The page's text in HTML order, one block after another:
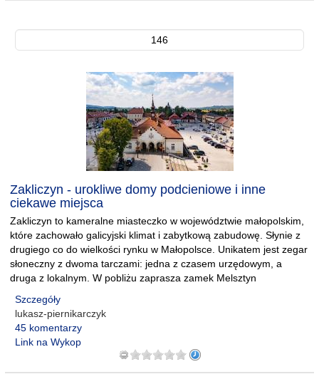
146
Zakliczyn - urokliwe domy podcieniowe i inne
ciekawe miejsca
Zakliczyn to kameralne miasteczko w województwie małopolskim,
które zachowało galicyjski klimat i zabytkową zabudowę. Słynie z
drugiego co do wielkości rynku w Małopolsce. Unikatem jest zegar
słoneczny z dwoma tarczami: jedna z czasem urzędowym, a
druga z lokalnym. W pobliżu zaprasza zamek Melsztyn
Szczegóły
lukasz-piernikarczyk
45 komentarzy
Link na Wykop